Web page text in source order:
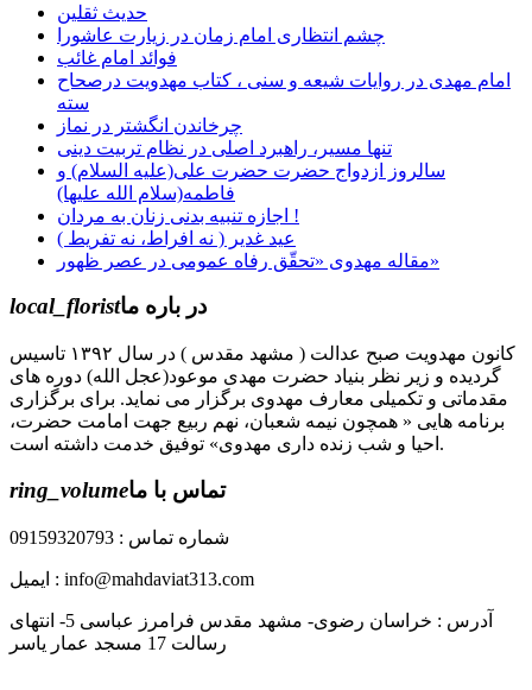
حدیث ثقلین
چشم انتظاری امام زمان در زیارت عاشورا
فوائد امام غائب
امام مهدی در روایات شیعه و سنی ، کتاب مهدویت درصحاح
سته
چرخاندن انگشتر در نماز
تنها مسیر، راهبرد اصلی در نظام تربیت دینی
سالروز ازدواج حضرت حضرت علی(علیه السلام) و
فاطمه(سلام الله علیها)
اجازه تنبیه بدنی زنان به مردان !
عید غدیر ( نه افراط، نه تفریط )
مقاله مهدوی «تحقّق رفاه عمومی در عصر ظهور»
local_floristدر باره ما
کانون مهدویت صبح عدالت ( مشهد مقدس ) در سال ۱۳۹۲ تاسیس
گردیده و زیر نظر بنیاد حضرت مهدی موعود(عجل الله) دوره های
مقدماتی و تکمیلی معارف مهدوی برگزار می نماید. برای برگزاری
برنامه هایی « همچون نیمه شعبان، نهم ربیع جهت امامت حضرت،
احیا و شب زنده داری مهدوی» توفیق خدمت داشته است.
ring_volumeتماس با ما
شماره تماس : 09159320793
ایمیل : info@mahdaviat313.com
آدرس : خراسان رضوی- مشهد مقدس فرامرز عباسی 5- انتهای
رسالت 17 مسجد عمار یاسر